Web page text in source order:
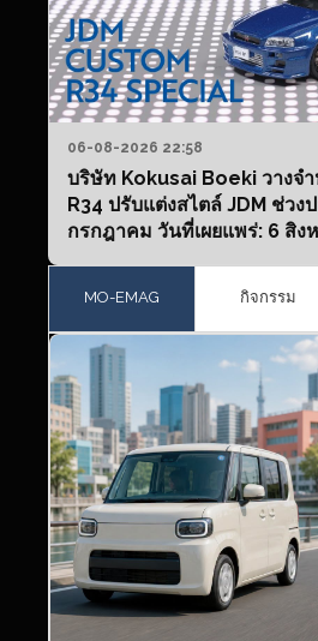
06-08-2026 22:58
บริษัท Kokusai Boeki วางจ
R34 ปรับแต่งสไตล์ JDM ช่วง
กรกฎาคม วันที่เผยแพร่: 6 สิง
MO-EMAG กิจกรรม